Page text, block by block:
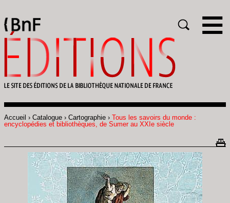
Fil
Accueil Catalogue Cartographie
Tous les savoirs du monde :
encyclopédies et bibliothèques, de Sumer au XXIe siècle